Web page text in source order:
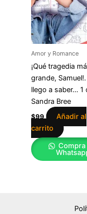
Amor y Romance
¡Qué tragedia
grande,
llego a saber… 1
Sandra Bree
$99
Añadir al
carrito
Compra